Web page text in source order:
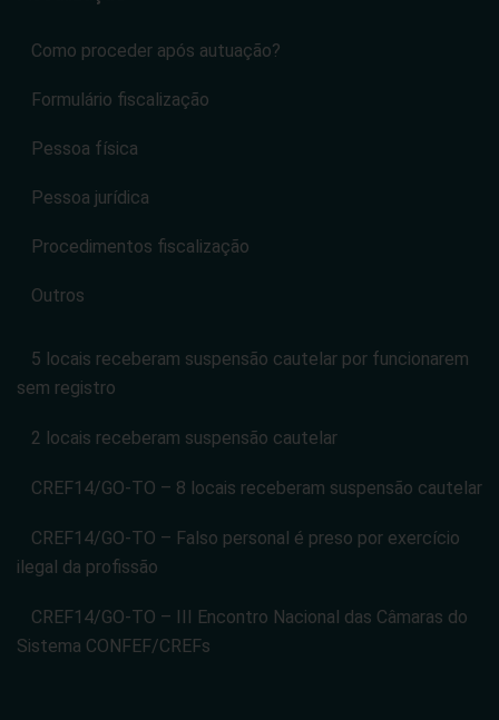
Como proceder após autuação?
Formulário fiscalização
Pessoa física
Pessoa jurídica
Procedimentos fiscalização
Outros
5 locais receberam suspensão cautelar por funcionarem
sem registro
2 locais receberam suspensão cautelar
CREF14/GO-TO – 8 locais receberam suspensão cautelar
CREF14/GO-TO – Falso personal é preso por exercício
ilegal da profissão
CREF14/GO-TO – III Encontro Nacional das Câmaras do
Sistema CONFEF/CREFs